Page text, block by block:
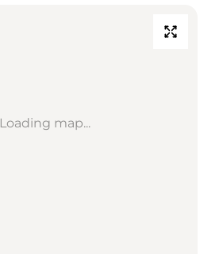
Loading map...